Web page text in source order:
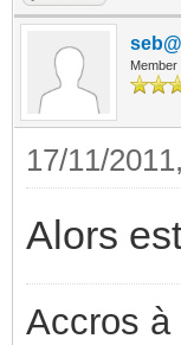
Member
17/11/
Alors
Accros à